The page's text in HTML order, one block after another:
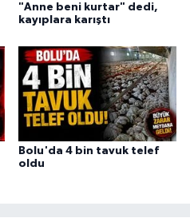
"Anne beni kurtar" dedi,
kayıplara karıştı
Bolu'da 4 bin tavuk telef
oldu